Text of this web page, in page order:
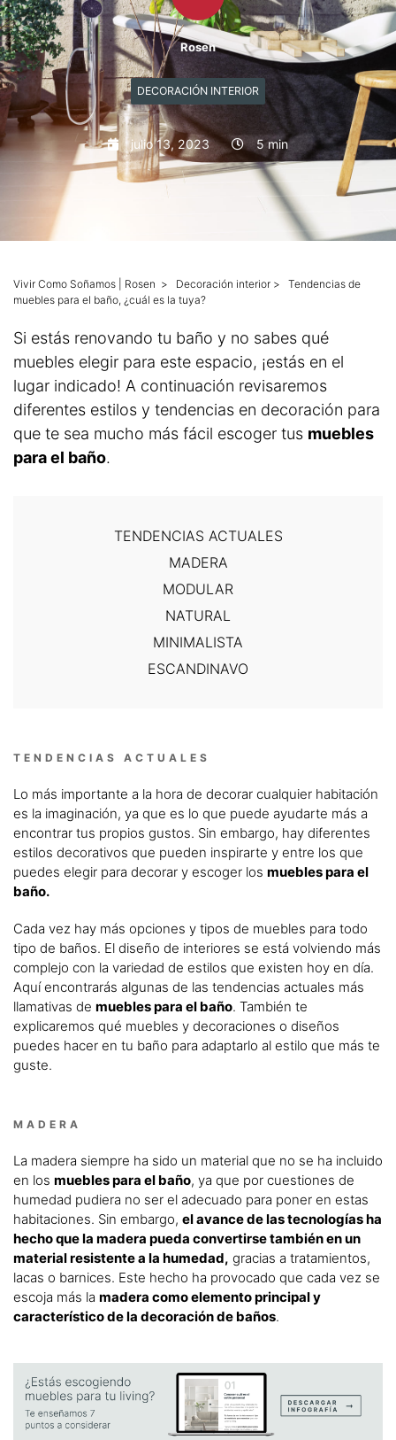
Mascotas
Columnas
Productos
Guías descargables
Rosen
DECORACIÓN INTERIOR
julio 13, 2023 5 min
Vivir Como Soñamos | Rosen > Decoración interior > Tendencias de
muebles para el baño, ¿cuál es la tuya?
Si estás renovando tu baño y no sabes qué
muebles elegir para este espacio, ¡estás en el
lugar indicado! A continuación revisaremos
diferentes estilos y tendencias en decoración para
que te sea mucho más fácil escoger tus muebles
para el baño.
TENDENCIAS ACTUALES
MADERA
MODULAR
NATURAL
MINIMALISTA
ESCANDINAVO
TENDENCIAS ACTUALES
Lo más importante a la hora de decorar cualquier habitación
es la imaginación, ya que es lo que puede ayudarte más a
encontrar tus propios gustos. Sin embargo, hay diferentes
estilos decorativos que pueden inspirarte y entre los que
puedes elegir para decorar y escoger los muebles para el
baño.
Cada vez hay más opciones y tipos de muebles para todo
tipo de baños. El diseño de interiores se está volviendo más
complejo con la variedad de estilos que existen hoy en día.
Aquí encontrarás algunas de las tendencias actuales más
llamativas de muebles para el baño. También te
explicaremos qué muebles y decoraciones o diseños
puedes hacer en tu baño para adaptarlo al estilo que más te
guste.
MADERA
La madera siempre ha sido un material que no se ha incluido
en los muebles para el baño, ya que por cuestiones de
humedad pudiera no ser el adecuado para poner en estas
habitaciones. Sin embargo, el avance de las tecnologías ha
hecho que la madera pueda convertirse también en un
material resistente a la humedad, gracias a tratamientos,
lacas o barnices. Este hecho ha provocado que cada vez se
escoja más la madera como elemento principal y
característico de la decoración de baños.